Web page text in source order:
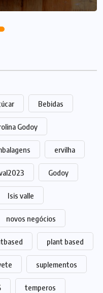
Bebidas
Godoy
ervilha
Godoy
Isis valle
novos negócios
plant based
suplementos
temperos